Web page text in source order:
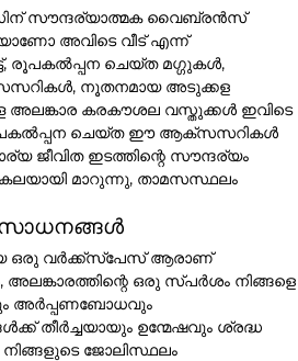
സൗന്ദര്യാത്മക വൈബ്രൻസ്
അവിടെ വീട് എന്ന്
രൂപകൽപ്പന ചെയ്ത മഗ്ഗുകൾ,
നൂതനമായ അടുക്കള
കരകൗശല വസ്തുക്കൾ ഇവിടെ
രൂപകൽപ്പന ചെയ്ത ഈ ആക്സസറികൾ
ജീവിത ഇടത്തിന്റെ സൗന്ദര്യം
കലയായി മാറുന്നു, താമസസ്ഥലം
സാധനങ്ങൾ
ഒരു വർക്ക്സ്പേസ് ആരാണ്
അലങ്കാരത്തിന്റെ ഒരു സ്പർശം നിങ്ങളെ
അർപ്പണബോധവും
തീർച്ചയായും ഉന്മേഷവും ശ്രദ്ധ
നിങ്ങളുടെ ജോലിസ്ഥലം